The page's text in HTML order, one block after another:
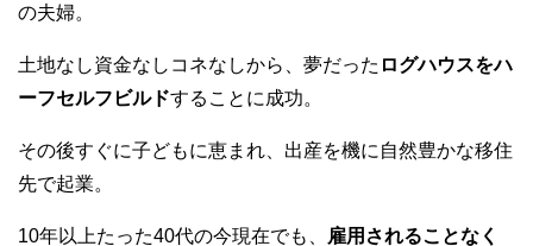
の夫婦。
土地なし資金なしコネなしから、夢だった ログハウスをハ
ーフセルフビルドすることに成功。
その後すぐに子どもに恵まれ、出産を機に自然豊かな移住
先で起業。
10年以上たった40代の今現在でも、
雇用されることなく